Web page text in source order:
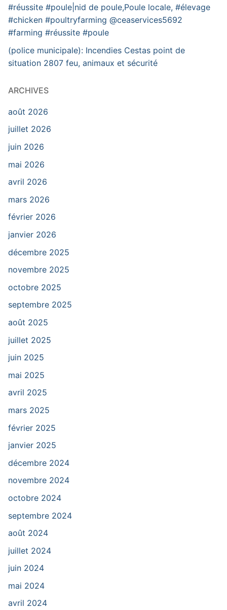
#réussite #poule|nid de poule,Poule locale, #élevage
#chicken #poultryfarming @ceaservices5692
#farming #réussite #poule
(police municipale): Incendies Cestas point de
situation 2807 feu, animaux et sécurité
ARCHIVES
août 2026
juillet 2026
juin 2026
mai 2026
avril 2026
mars 2026
février 2026
janvier 2026
décembre 2025
novembre 2025
octobre 2025
septembre 2025
août 2025
juillet 2025
juin 2025
mai 2025
avril 2025
mars 2025
février 2025
janvier 2025
décembre 2024
novembre 2024
octobre 2024
septembre 2024
août 2024
juillet 2024
juin 2024
mai 2024
avril 2024